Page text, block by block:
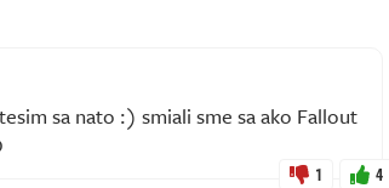
sa nato :) smiali sme sa ako Fallout
1 4